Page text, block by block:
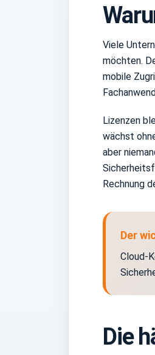
Viele
möchten.
mobile
Lizenzen
wächst
aber
Rechnung
Der
Cloud-
Die